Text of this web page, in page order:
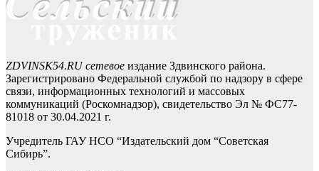
ZDVINSK54.RU сетевое издание Здвинского района.
Зарегистрировано Федеральной службой по надзору в сфере
связи, информационных технологий и массовых
коммуникаций (Роскомнадзор), свидетельство Эл № ФС77-
81018 от 30.04.2021 г.
Учредитель ГАУ НСО “Издательский дом “Советская
Сибирь”.